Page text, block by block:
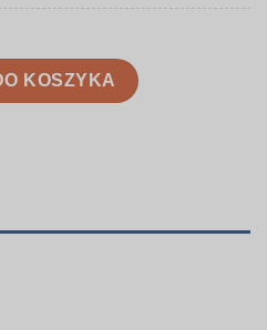
grochy | G002
KOSZYKA